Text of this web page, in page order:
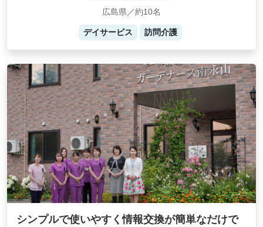
広島県／約10名
デイサービス 訪問介護
シンプルで使いやすく情報交換が簡単なだけで